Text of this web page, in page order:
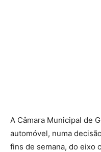
A Câmara Municipal de
automóvel, numa
fins de semana, do eixo